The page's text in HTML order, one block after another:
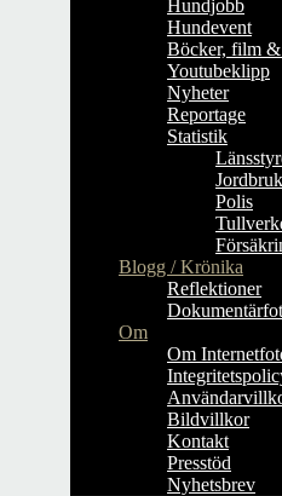
Hundjobb
Hundevent
Böcker, film
Youtubeklipp
Nyheter
Reportage
Statistik
Polis
Blogg / Krönika
Reflektioner
Om
Om
Bildvillkor
Kontakt
Presstöd
Nyhetsbrev